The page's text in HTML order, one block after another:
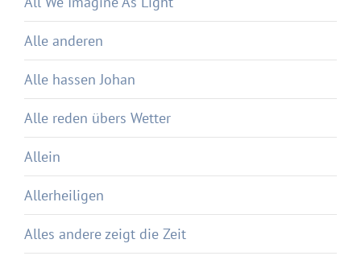
Alle anderen
Alle hassen Johan
Alle reden übers Wetter
Allein
Allerheiligen
Alles andere zeigt die Zeit